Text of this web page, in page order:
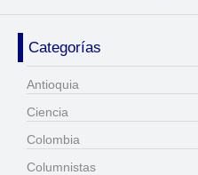
Categorías
Antioquia
Ciencia
Colombia
Columnistas